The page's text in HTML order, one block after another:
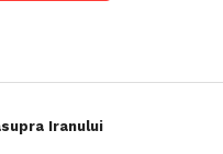
Iranului